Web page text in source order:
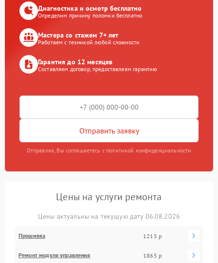
Диагностика и осмотр бесплатно
Определим причину поломки бесплатно
Мастера со стажем 7+ лет
Работаем с техникой любой сложности
Гарантия до 12 месяцев
Составляем договор, предоставляем гарантию
Отправить заявку
Отправляя, Вы соглашаетесь с политикой конфиденциальности
Цены на услуги ремонта
Цены актуальны на текущую дату 06.08.2026
Прошивка 1215 р
Ремонт модуля управления 1865 р